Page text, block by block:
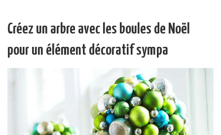
Créez un arbre avec les boules de Noël
pour un élément décoratif sympa